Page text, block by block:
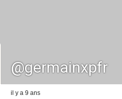
@germainxpfr
il y a 9 ans